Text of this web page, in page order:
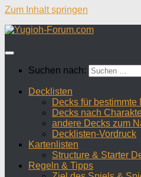
Zum Inhalt springen
Suchen nach:
Decklisten
Decks für bestimmte
Decks nach
andere Decks zum
Decklisten-Vordruck
Kartenlisten
Structure & Starter
Regeln & Tipps